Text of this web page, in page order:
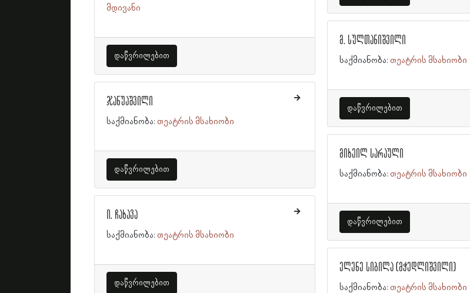
მდივანი
დაწვრილებით
ჯანუაშვილი
საქმიანობა: თეატრის მსახიობი
დაწვრილებით
ი. ჩახავა
საქმიანობა: თეატრის მსახიობი
დაწვრილებით
მ. სულთანიშვილი
საქმიანობა: თეატრის მსახიობი
დაწვრილებით
მიხეილ სარაული
საქმიანობა: თეატრის მსახიობი
დაწვრილებით
ელენე სიბილა (მჭედლიშვილი)
საქმიანობა: თეატრის მსახიობი